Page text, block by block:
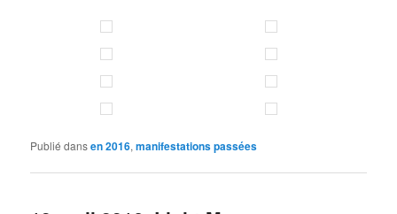
Publié dansen 2016,manifestations passées